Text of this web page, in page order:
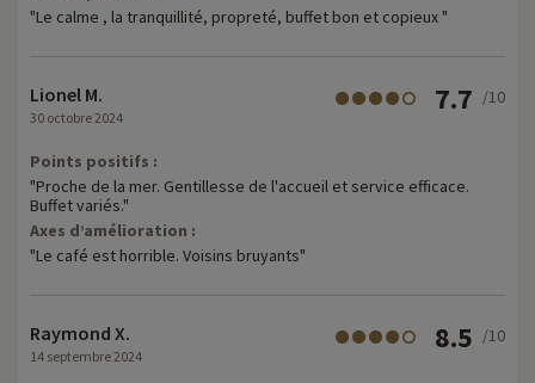
"Le calme , la tranquillité, propreté, buffet bon et copieux "
Lionel M.
30 octobre 2024
7.7 /10
Points positifs :
"Proche de la mer. Gentillesse de l'accueil et service efficace.
Buffet variés."
Axes d’amélioration :
"Le café est horrible. Voisins bruyants"
Raymond X.
14 septembre 2024
8.5 /10